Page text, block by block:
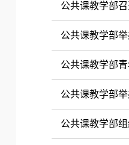
公共课教学部
公共课教学部
公共课教学部
公共课教学部
公共课教学部